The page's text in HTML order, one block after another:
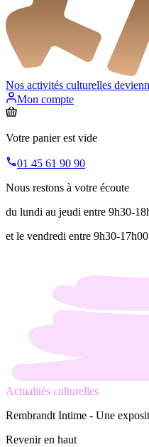
Nos activités culturelles
Mon compte
Votre panier est vide
01 45 61 90 90
Nous restons à votre écoute
du lundi au jeudi entre 9h30-
et le vendredi entre 9h30-17h00
Actualités culturelles
Rembrandt Intime - Une
Revenir en haut